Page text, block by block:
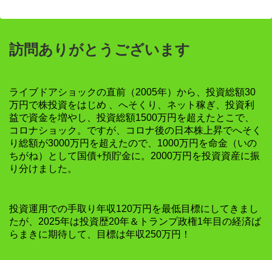
訪問ありがとうございます
ライブドアショックの直前（2005年）から、投資総額30
万円で株投資をはじめ 、へそくり、ネット稼ぎ、投資利
益で資金を増やし、投資総額1500万円を超えたとこで、
コロナショック。ですが、コロナ後の日本株上昇でへそく
り総額が3000万円を超えたので、1000万円を命金（いの
ちがね）として国債+預貯金に。2000万円を投資資産に振
り分けました。
投資運用での手取り年収120万円を最低目標にしてきまし
たが、2025年は投資歴20年＆トランプ政権1年目の経済ば
らまきに期待して、目標は年収250万円！